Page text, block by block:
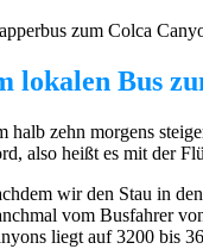
zum Colca
lokalen Bus
halb zehn morgens
also heißt es mit der
wir den Stau in
vom Busfahrer
liegt auf 3200 bis